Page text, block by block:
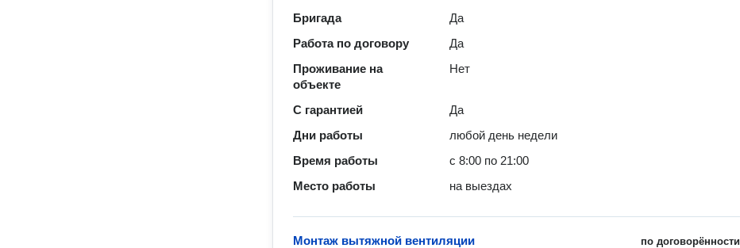
Бригада
Да
Работа по договору
Да
Проживание на
объекте
Нет
С гарантией
Да
Дни работы
любой день недели
Время работы
с 8:00 по 21:00
Место работы
на выездах
по договорённости
Монтаж вытяжной вентиляции